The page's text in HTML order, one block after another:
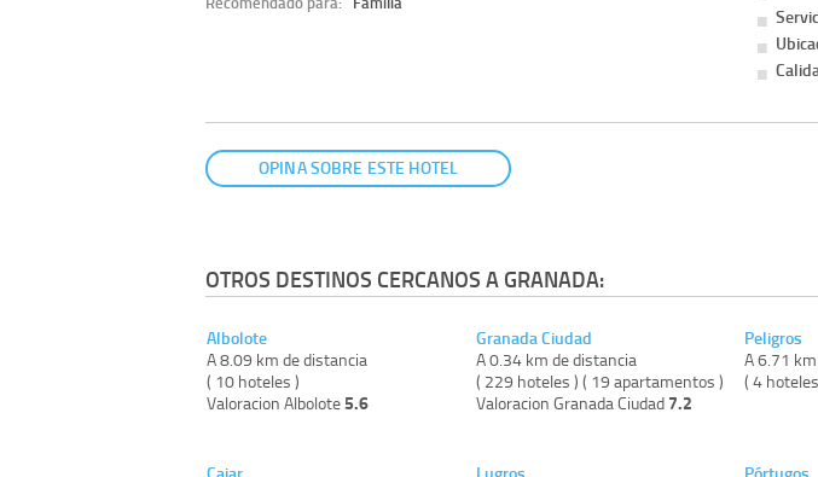
OPINA SOBRE ESTE HOTEL
OTROS DESTINOS CERCANOS A GRANADA:
Albolote
A 8.09 km de distancia
( 10 hoteles )
Valoracion Albolote5.6
Cajar
Granada Ciudad
A 0.34 km de distancia
( 229 hoteles ) ( 19 apartamentos )
Valoracion Granada Ciudad 7.2
Lugros
Peligros
A 6.71
( 4
Pórtugos